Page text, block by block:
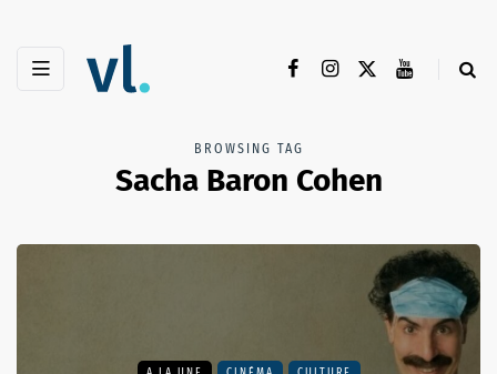
BROWSING TAG
Sacha Baron Cohen